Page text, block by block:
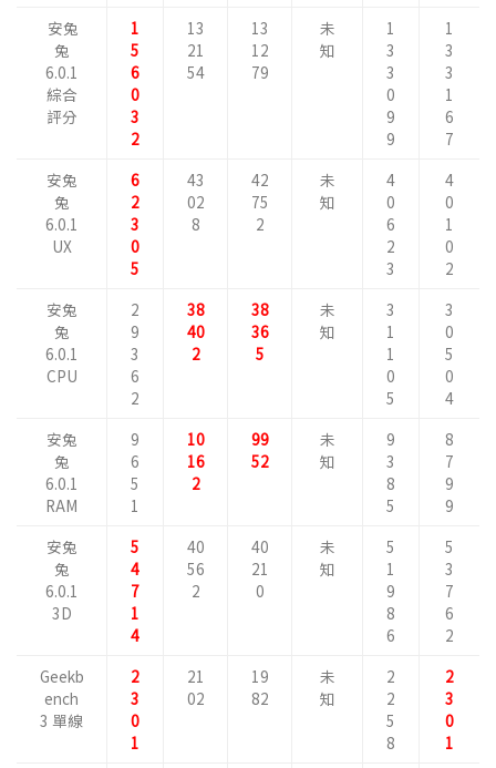
安兔
兔
6.0.1
綜合
評分
1
5
6
0
3
2
13
21
54
13
12
79
未
知
1
3
3
0
9
9
1
3
3
1
6
7
安兔
兔
6.0.1
UX
6
2
3
0
5
43
02
8
42
75
2
未
知
4
0
6
2
3
4
0
1
0
2
安兔
兔
6.0.1
CPU
2
9
3
6
2
38
40
2
38
36
5
未
知
3
1
1
0
5
3
0
5
0
4
安兔
兔
6.0.1
RAM
9
6
5
1
10
16
2
99
52
未
知
9
3
8
5
8
7
9
9
安兔
兔
6.0.1
3D
5
4
7
1
4
40
56
2
40
21
0
未
知
5
1
9
8
6
5
3
7
6
2
Geekb
ench
3 單線
2
3
0
1
21
02
19
82
未
知
2
2
5
8
2
3
0
1